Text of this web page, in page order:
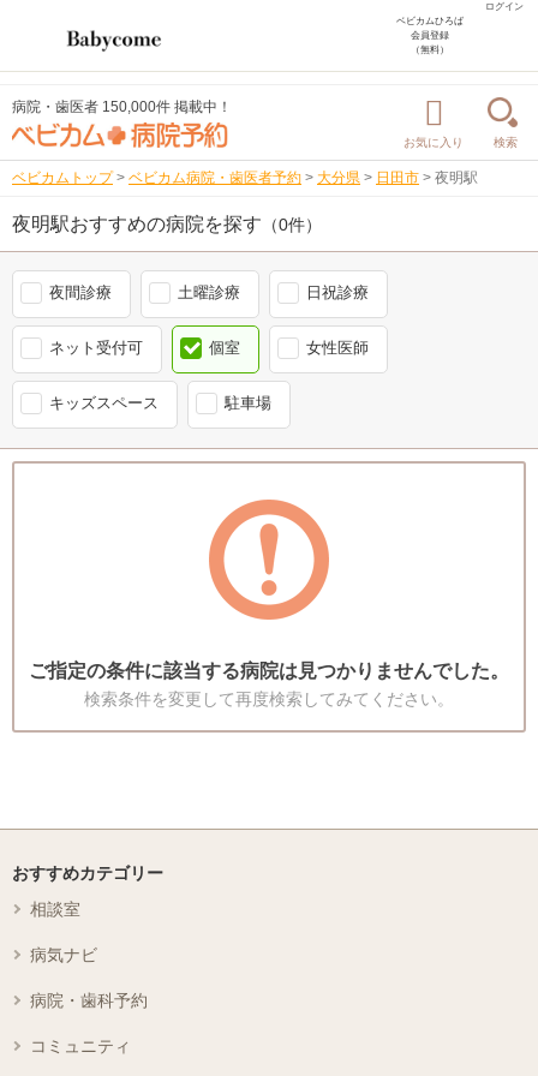
ログイン
ベビカムひろば
会員登録
（無料）
病院・歯医者 150,000件 掲載中！
お気に入り 検索
ベビカムトップ > ベビカム病院・歯医者予約 > 大分県 > 日田市 > 夜明駅
夜明駅おすすめの病院を探す （0件）
夜間診療 土曜診療 日祝診療
ネット受付可 個室 女性医師
キッズスペース 駐車場
ご指定の条件に該当する病院は見つかりませんでした。
検索条件を変更して再度検索してみてください。
おすすめカテゴリー
相談室
病気ナビ
病院・歯科予約
コミュニティ